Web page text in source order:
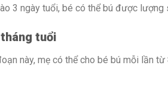
3 ngày tuổi, bé có thể bú được
tuổi
này, mẹ có thể cho bé bú mỗi lần